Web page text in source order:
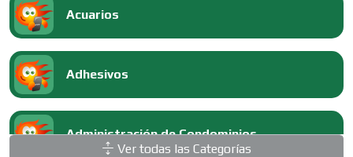
Acuarios
Adhesivos
Administración de Condominios
Ver todas las Categorías